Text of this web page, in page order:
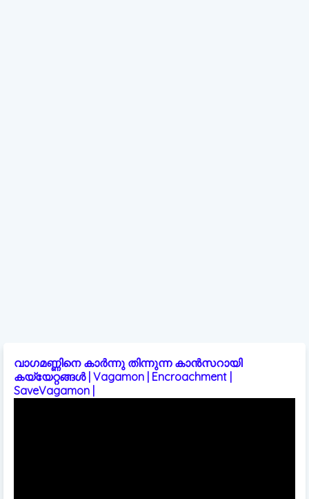
വാഗമണ്ണിനെ കാർന്നു തിന്നുന്ന കാൻസറായി
കയ്യേറ്റങ്ങൾ | Vagamon | Encroachment |
SaveVagamon |